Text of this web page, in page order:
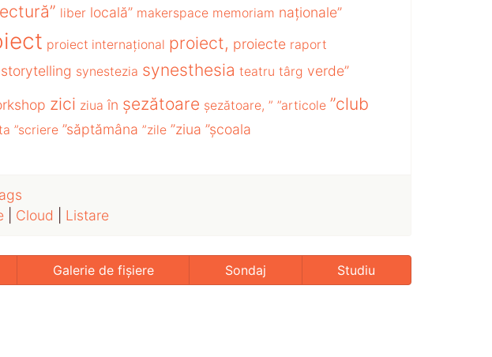
liber locală” makerspace memoriam naționale”
proiect internațional proiect, proiecte raport
storytelling synestezia synesthesia teatru târg verde”
zici ziua în șezătoare șezătoare, ” ”articole ”club
”scriere ”săptămâna ”zile ”ziua ”școala
| Cloud Listare
Galerie de fișiere Sondaj Studiu